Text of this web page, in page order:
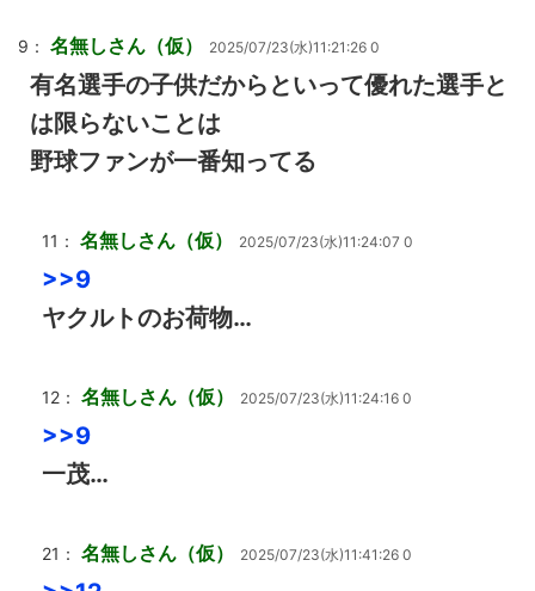
9： 名無しさん（仮） 2025/07/23(水)11:21:26 0
有名選手の子供だからといって優れた選手と
は限らないことは
野球ファンが一番知ってる
11： 名無しさん（仮） 2025/07/23(水)11:24:07 0
>>9
ヤクルトのお荷物…
12： 名無しさん（仮） 2025/07/23(水)11:24:16 0
>>9
一茂…
21： 名無しさん（仮） 2025/07/23(水)11:41:26 0